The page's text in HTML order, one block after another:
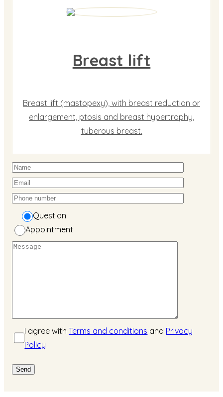
Breast lift
Breast lift (mastopexy), with breast reduction or
enlargement, ptosis and breast hypertrophy,
tuberous breast.
Question
Appointment
I agree withTerms and conditions and Privacy
Policy